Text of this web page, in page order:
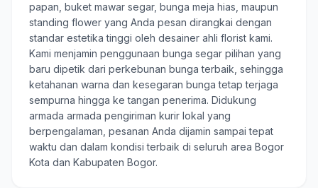
papan, buket mawar segar, bunga meja hias, maupun
standing flower yang Anda pesan dirangkai dengan
standar estetika tinggi oleh desainer ahli florist kami.
Kami menjamin penggunaan bunga segar pilihan yang
baru dipetik dari perkebunan bunga terbaik, sehingga
ketahanan warna dan kesegaran bunga tetap terjaga
sempurna hingga ke tangan penerima. Didukung
armada armada pengiriman kurir lokal yang
berpengalaman, pesanan Anda dijamin sampai tepat
waktu dan dalam kondisi terbaik di seluruh area Bogor
Kota dan Kabupaten Bogor.